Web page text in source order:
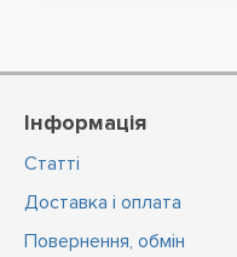
Інформація
Статті
Доставка і оплата
Повернення, обмін